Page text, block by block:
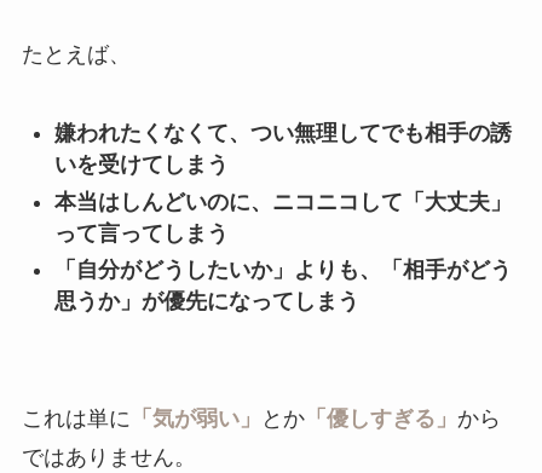
たとえば、
嫌われたくなくて、つい無理してでも相手の誘
いを受けてしまう
本当はしんどいのに、ニコニコして「大丈夫」
って言ってしまう
「自分がどうしたいか」よりも、「相手がどう
思うか」が優先になってしまう
これは単に 「気が弱い」 とか「優しすぎる」 から
ではありません。